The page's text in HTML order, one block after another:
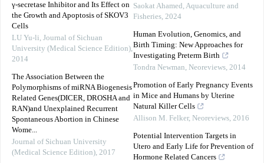
γ-secretase Inhibitor and Its Effect on
the Growth and Apoptosis of SKOV3
Cells
LU Yu-li, Journal of Sichuan
University (Medical Science Edition),
2014
The Association Between the
Polymorphisms of miRNA Biogenesis
Related Genes(DICER, DROSHA and
RAN)and Unexplained Recurrent
Spontaneous Abortion in Chinese
Wome...
Journal of Sichuan University
(Medical Science Edition), 2017
Saokat Ahamed,Aquaculture and
Fisheries, 2024
Human Evolution, Genomics, and
Birth Timing: New Approaches for
Investigating Preterm Birth
Tondra Newman, Neoreviews, 2014
Promotion of Early Pregnancy Events
in Mice and Humans by Uterine
Natural Killer Cells
Allison M. Felker, Neoreviews, 2016
Potential Intervention Targets in
Utero and Early Life for Prevention of
Hormone Related Cancers